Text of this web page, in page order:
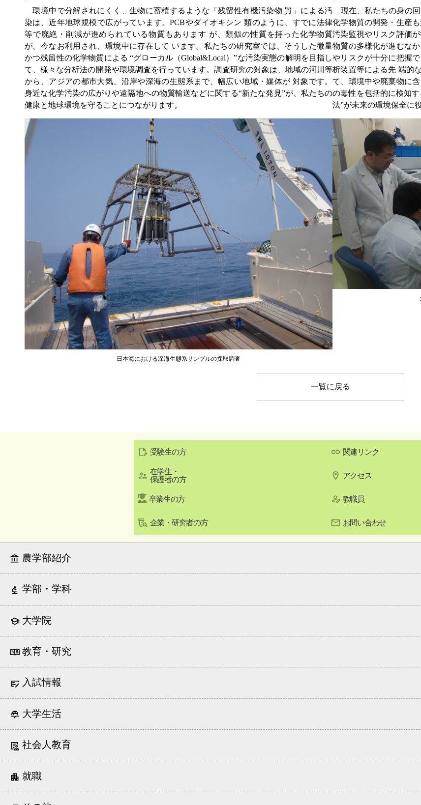
環境中で分解されにくく、生物に蓄積するような「残留性有機汚染物 質」による汚
染は、近年地球規模で広がっています。PCBやダイオキシン 類のように、すでに法律
等で廃絶・削減が進められている物質もあります が、類似の性質を持った化学物質
が、今なお利用され、環境中に存在して います。私たちの研究室では、そうした微量
かつ残留性の化学物質による “グローカル（Global&Local）”な汚染実態の解明を目指し
て、様々な分析法の開発や環境調査を行っています。調査研究の対象は、地域の河川等
から、アジアの都市大気、沿岸や深海の生態系まで、幅広い地域・媒体が 対象です。
身近な化学汚染の広がりや遠隔地への物質輸送などに関する“新たな発見”が、私たちの
健康と地球環境を守ることにつながります。
日本海における深海生態系サンプルの採取調査
現在、私たちの身の回
化学物質の開発・生産
汚染監視やリスク評価
物質の多様化が進むな
やリスクが十分に把握
析装置等による先 端的
て、環境中や廃棄物に
の毒性を包括的に検知
法”が未来の環境保全に
一覧に戻る
受験生の方
在学生・
保護者の方
卒業生の方
企業・研究者の方
関連リンク
アクセス
教職員
お問い合わせ
農学部紹介
学部・学科
大学院
教育・研究
入試情報
大学生活
社会人教育
就職